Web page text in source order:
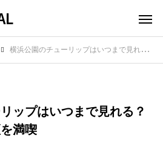
横浜公園のチューリップはいつまで見れる？春の鮮やかな花壇を満喫
ップはいつまで見れる？
満喫